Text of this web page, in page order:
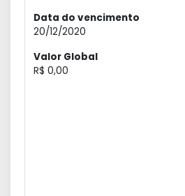
Data do vencimento
20/12/2020
Valor Global
R$ 0,00